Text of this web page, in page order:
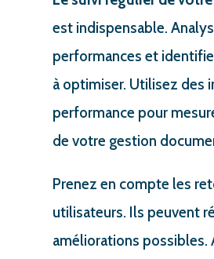
est indispensable.
performances et
à optimiser. Utilisez des
performance pour
de votre gestion
Prenez en compte les
utilisateurs. Ils peuvent
améliorations possibles.